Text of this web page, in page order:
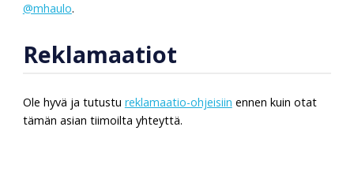
@mhaulo.
Reklamaatiot
Ole hyvä ja tutustu reklamaatio-ohjeisiin ennen kuin otat
tämän asian tiimoilta yhteyttä.